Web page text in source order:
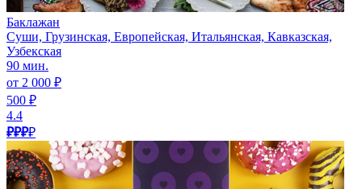
Баклажан
Суши, Грузинская, Европейская, Итальянская, Кавказская,
Узбекская
90 мин.
от 2 000 ₽
500 ₽
4.4
₽₽₽₽